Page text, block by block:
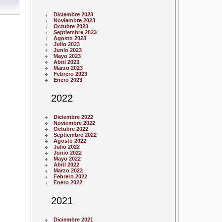
Diciembre 2023
Noviembre 2023
Octubre 2023
Septiembre 2023
Agosto 2023
Julio 2023
Junio 2023
Mayo 2023
Abril 2023
Marzo 2023
Febrero 2023
Enero 2023
2022
Diciembre 2022
Noviembre 2022
Octubre 2022
Septiembre 2022
Agosto 2022
Julio 2022
Junio 2022
Mayo 2022
Abril 2022
Marzo 2022
Febrero 2022
Enero 2022
2021
Diciembre 2021